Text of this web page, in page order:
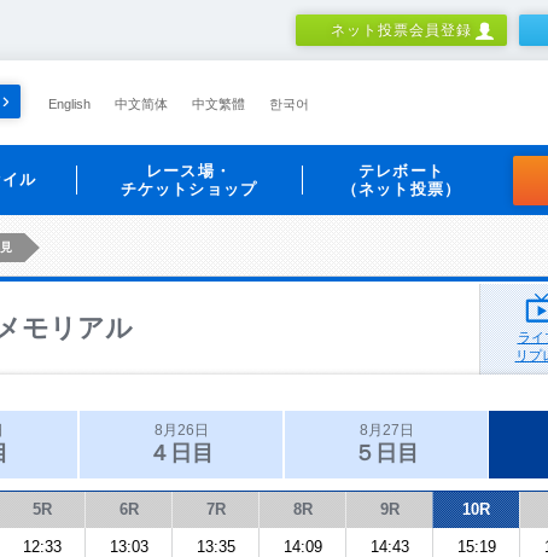
ネット投票会員登録
English 中文简体 中文繁體 한국어
ル
レース場・
チケットショップ
テレボート
（ネット投票）
モリアル
ライ
リプ
8月26日
４日目
8月27日
５日目
5R 6R 7R 8R 9R 10R
12:33 13:03 13:35 14:09 14:43 15:19